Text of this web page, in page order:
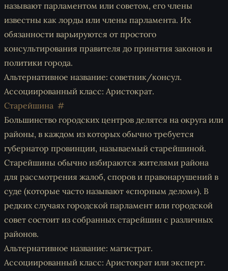
называют парламентом или советом, его члены
известны как лорды или члены парламента. Их
обязанности варьируются от простого
консультирования правителя до принятия законов и
политики города.
Альтернативное название: советник/консул.
Ассоциированный класс: Аристократ.
Старейшина
Большинство городских центров делятся на округа или
районы, в каждом из которых обычно требуется
губернатор провинции, называемый старейшиной.
Старейшины обычно избираются жителями района
для рассмотрения жалоб, споров и правонарушений в
суде (которые часто называют «спорным делом»). В
редких случаях городской парламент или городской
совет состоит из собранных старейшин с различных
районов.
Альтернативное название: магистрат.
Ассоциированный класс: Аристократ или эксперт.